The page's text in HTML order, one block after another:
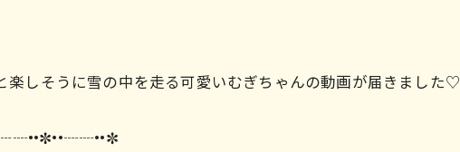
楽しそうに雪の中を走る可愛いむぎちゃんの動画が届きました♡